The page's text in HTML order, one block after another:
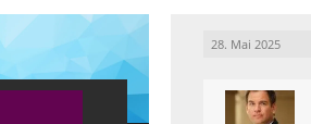
28. Mai 2025